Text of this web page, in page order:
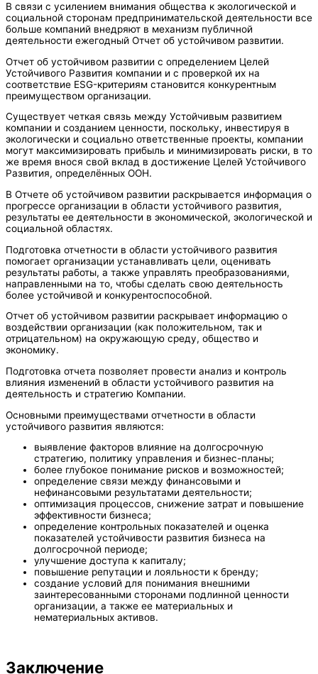
В связи с усилением внимания общества к экологической и
социальной сторонам предпринимательской деятельности все
больше компаний внедряют в механизм публичной
деятельности ежегодный Отчет об устойчивом развитии.
Отчет об устойчивом развитии с определением Целей
Устойчивого Развития компании и с проверкой их на
соответствие ESG-критериям становится конкурентным
преимуществом организации.
Существует четкая связь между Устойчивым развитием
компании и созданием ценности, поскольку, инвестируя в
экологически и социально ответственные проекты, компании
могут максимизировать прибыль и минимизировать риски, в то
же время внося свой вклад в достижение Целей Устойчивого
Развития, определённых ООН.
В Отчете об устойчивом развитии раскрывается информация о
прогрессе организации в области устойчивого развития,
результаты ее деятельности в экономической, экологической и
социальной областях.
Подготовка отчетности в области устойчивого развития
помогает организации устанавливать цели, оценивать
результаты работы, а также управлять преобразованиями,
направленными на то, чтобы сделать свою деятельность
более устойчивой и конкурентоспособной.
Отчет об устойчивом развитии раскрывает информацию о
воздействии организации (как положительном, так и
отрицательном) на окружающую среду, общество и
экономику.
Подготовка отчета позволяет провести анализ и контроль
влияния изменений в области устойчивого развития на
деятельность и стратегию Компании.
Основными преимуществами отчетности в области
устойчивого развития являются:
выявление факторов влияние на долгосрочную
стратегию, политику управления и бизнес-планы;
более глубокое понимание рисков и возможностей;
определение связи между финансовыми и
нефинансовыми результатами деятельности;
оптимизация процессов, снижение затрат и повышение
эффективности бизнеса;
определение контрольных показателей и оценка
показателей устойчивости развития бизнеса на
долгосрочной периоде;
улучшение доступа к капиталу;
повышение репутации и лояльности к бренду;
создание условий для понимания внешними
заинтересованными сторонами подлинной ценности
организации, а также ее материальных и
нематериальных активов.
Заключение